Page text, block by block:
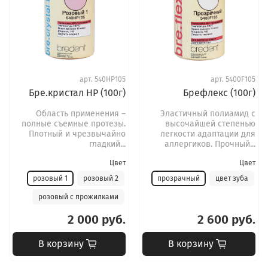
арт.540HP105
Бре.кристал HP (100г)
Область применения –
полные съемные протезы.
Плотный и чрезвычайно
гладкий...
Цвет
розовый 1
розовый 2
розовый с прожилками
2 000 руб.
В корзину
арт.5400F105
Брефлекс (100г)
Эластичный полиамид с
высочайшей степенью
легкости адаптации для
аллергиков. Прочный...
Цвет
прозрачный
цвет зуба
2 600 руб.
В корзину